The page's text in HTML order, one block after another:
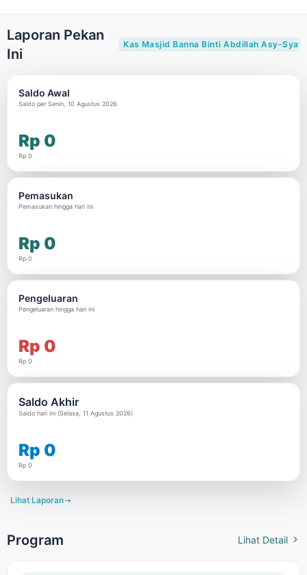
Laporan Pekan
Ini
Kas Masjid Banna Binti Abdillah Asy-
Saldo Awal
Saldo per Senin, 10 Agustus 2026
Rp 0
Rp 0
Pemasukan
Pemasukan hingga hari ini
Rp 0
Rp 0
Pengeluaran
Pengeluaran hingga hari ini
Rp 0
Rp 0
Saldo Akhir
Saldo hari ini (Selasa, 11 Agustus 2026)
Rp 0
Rp 0
Lihat Laporan
Program Lihat Detail 